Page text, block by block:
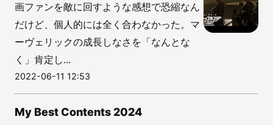
画ファンを敵に回すような感想で恐縮なん
だけど、個人的には全く合わなかった。マ
ーヴェリックの成長しなさを「なんとな
く」肯定し...
2022-06-11 12:53
My Best Contents 2024